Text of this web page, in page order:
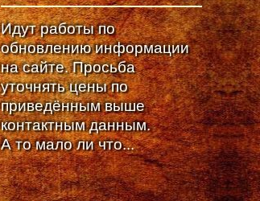
Идут работы по
обновлению информации
на сайте. Просьба
уточнять цены по
приведённым выше
контактным данным.
А то мало ли что...